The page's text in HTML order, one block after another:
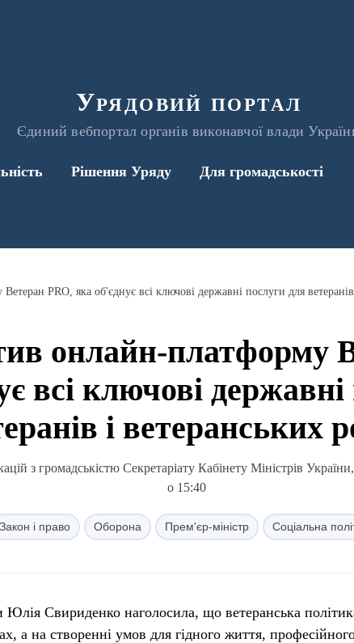
Урядовий портал
Єдиний вебпортал органів виконавчої влади
Рішення Уряду Для громадськості
онлайн-платформу
всі ключові
і ветеранських
з громадськістю Секретаріату Кабінету Міністрів
о 15:40
Закон і право Оборона Прем'єр-міністр Соціальна
Юлія Свириденко наголосила, що ветеранська
а на створенні умов для гідного життя,